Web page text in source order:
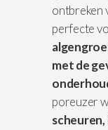
ontbreken
perfecte
met de
poreuzer